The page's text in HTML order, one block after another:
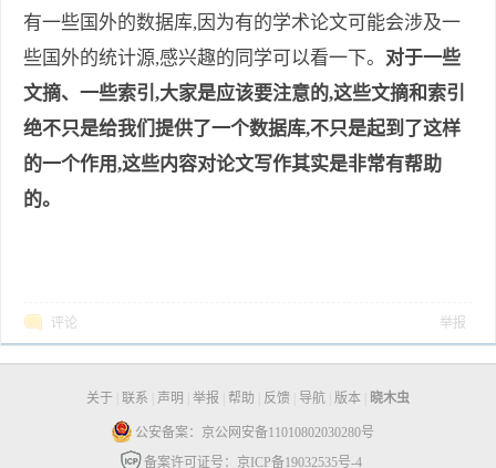
有一些国外的数据库,因为有的学术论文可能会涉及一
些国外的统计源,感兴趣的同学可以看一下。 对于一些
文摘、一些索引,大家是应该要注意的,这些文摘和索引
绝不只是给我们提供了一个数据库,不只是起到了这样
的一个作用,这些内容对论文写作其实是非常有帮助
的。
评论 举报
关于 联系 声明 举报 帮助 反馈 导航 版本 晓木虫
公安备案：京公网安备11010802030280号
备案许可证号：京ICP备19032535号-4